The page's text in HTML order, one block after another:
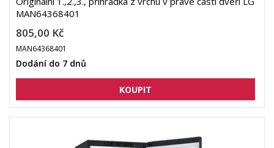
MAN64368401
805,00 Kč
MAN64368401
Dodání do 7 dnů